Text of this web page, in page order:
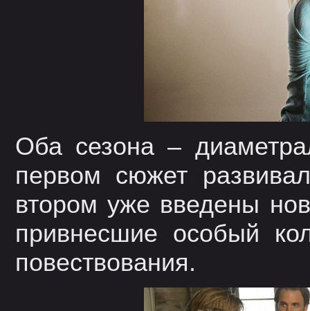
Оба сезона –
первом сюжет
втором уже введены
привнесшие особый
повествования.